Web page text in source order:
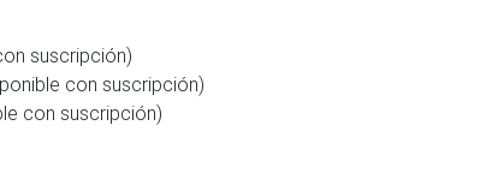
suscripción)
con suscripción)
con suscripción)